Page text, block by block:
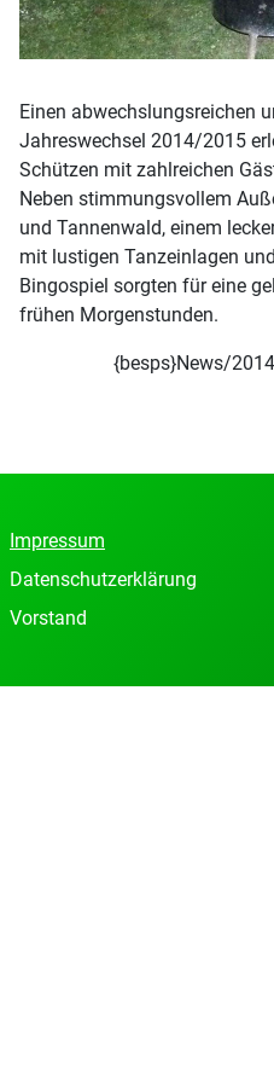
Einen abwechslungsreichen
Jahreswechsel 2014/2015
Schützen mit zahlreichen
Neben stimmungsvollem
und Tannenwald, einem
mit lustigen Tanzeinlagen
Bingospiel sorgten für eine
frühen Morgenstunden.
{besps}News/
Impressum
Datenschutzerklärung
Vorstand